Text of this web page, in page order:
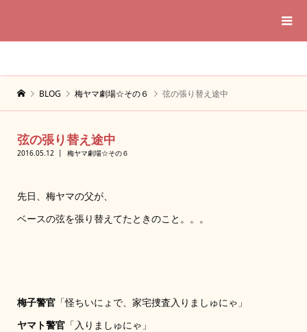
BLOG 梅ヤマ劇場☆その６ 弦の張り替え途中
弦の張り替え途中
2016.05.12 梅ヤマ劇場☆その６
先日、梅ヤマの父が、
ベースの弦を張り替えてたときのこと。。。
梅子警官「怪ちいにょで、家宅捜査入りましゅにゃ」
ヤマト警官「入りましゅにゃ」